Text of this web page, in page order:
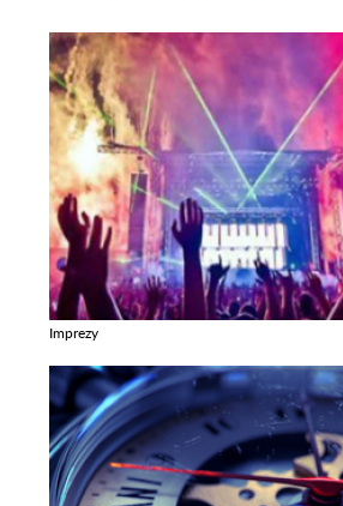
Imprezy